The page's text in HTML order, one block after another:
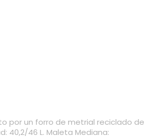
por un forro de metrial reciclado de
40,2/46 L. Maleta Mediana: